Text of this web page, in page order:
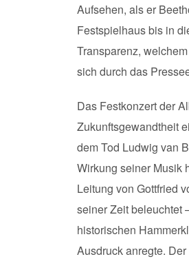
Aufsehen, als er
Festspielhaus bis in
Transparenz,
sich durch das
Das Festkonzert der
Zukunftsgewandtheit
dem Tod Ludwig van
Wirkung seiner Musik
Leitung von Gottfried
seiner Zeit beleuchtet
historischen
Ausdruck anregte.